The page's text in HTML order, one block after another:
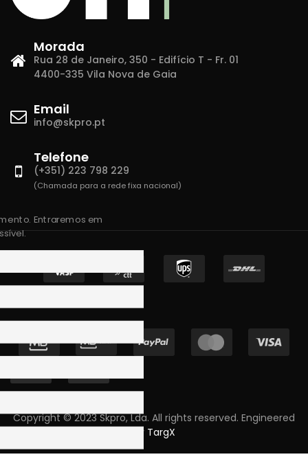
Morada
Rua 28 de Janeiro, 350 - Edifício T - Fr. 01
4400-335 Vila Nova de Gaia
Email
info@skpro.pt
Telefone
(+351) 223 798 229
(Chamada para a rede fixa nacional)
Copyright © 2023 Skpro, Lda. All rights reserved. Engineered
by TargX
Entraremos em